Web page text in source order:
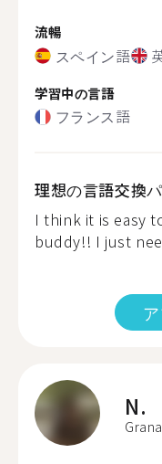
流暢
スペイン語
学習中の言語
フランス語
理想の言語交換
I think it is easy
buddy!! I just
N.